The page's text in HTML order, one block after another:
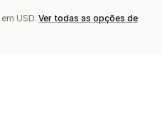
USD. Ver todas as opções de